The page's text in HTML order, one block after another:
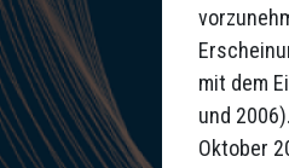
mit dem
und
Oktober